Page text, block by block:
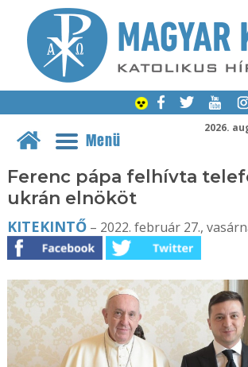
2026.
Menü
Ferenc pápa felhívta
ukrán elnököt
KITEKINTŐ– 2022. február 27.,